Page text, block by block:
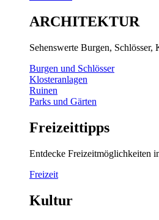
ARCHITEKTUR
Sehenswerte Burgen, Schlösser,
Burgen und Schlösser
Klosteranlagen
Ruinen
Parks und Gärten
Freizeittipps
Entdecke Freizeitmöglichkeiten
Freizeit
Kultur